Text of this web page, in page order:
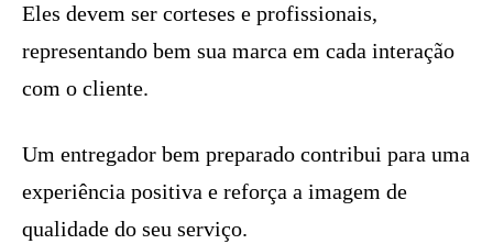
Eles devem ser corteses e profissionais,
representando bem sua marca em cada interação
com o cliente.
Um entregador bem preparado contribui para uma
experiência positiva e reforça a imagem de
qualidade do seu serviço.